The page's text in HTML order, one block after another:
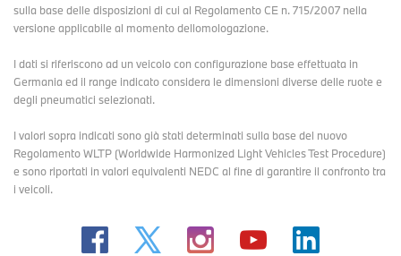
sulla base delle disposizioni di cui al Regolamento CE n. 715/2007 nella
versione applicabile al momento dellomologazione.
I dati si riferiscono ad un veicolo con configurazione base effettuata in
Germania ed il range indicato considera le dimensioni diverse delle ruote e
degli pneumatici selezionati.
I valori sopra indicati sono già stati determinati sulla base del nuovo
Regolamento WLTP (Worldwide Harmonized Light Vehicles Test Procedure)
e sono riportati in valori equivalenti NEDC al fine di garantire il confronto tra
i veicoli.